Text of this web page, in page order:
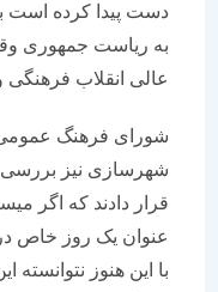
به ریاست جمهوری وقت
عالی انقلاب فرهنگی وقت
شورای فرهنگ عمومی
شهرسازی نیز بررسی این
عنوان یک روز خاص در
با این هنوز نتوانسته این